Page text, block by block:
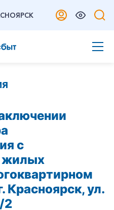
с
жилых
Красноярск, ул.
2